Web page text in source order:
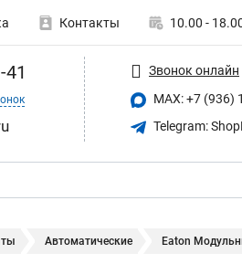
Контакты 10.00 -
41
Звонок онлайн
MAX: +7 (936)
Telegram:
Автоматические Eaton